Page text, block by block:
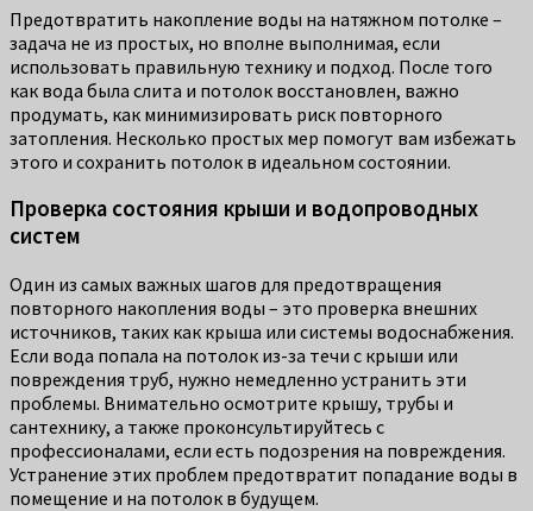
Предотвратить накопление воды на натяжном потолке –
задача не из простых, но вполне выполнимая, если
использовать правильную технику и подход. После того
как вода была слита и потолок восстановлен, важно
продумать, как минимизировать риск повторного
затопления. Несколько простых мер помогут вам избежать
этого и сохранить потолок в идеальном состоянии.
Проверка состояния крыши и водопроводных
систем
Один из самых важных шагов для предотвращения
повторного накопления воды – это проверка внешних
источников, таких как крыша или системы водоснабжения.
Если вода попала на потолок из-за течи с крыши или
повреждения труб, нужно немедленно устранить эти
проблемы. Внимательно осмотрите крышу, трубы и
сантехнику, а также проконсультируйтесь с
профессионалами, если есть подозрения на повреждения.
Устранение этих проблем предотвратит попадание воды в
помещение и на потолок в будущем.